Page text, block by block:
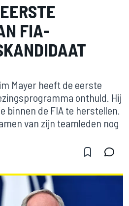
FIA-
Mayer heeft de eerste
onthuld. Hij
binnen de FIA te herstellen.
van zijn teamleden nog